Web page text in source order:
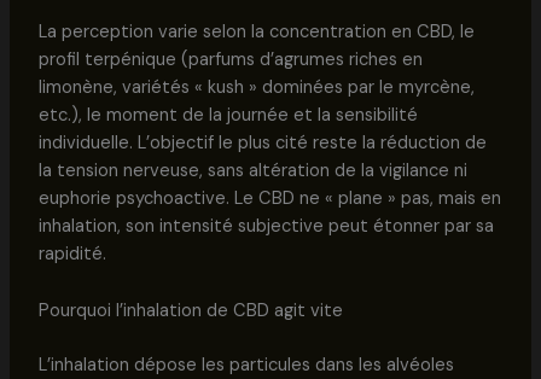
La perception varie selon la concentration en CBD, le
profil terpénique (parfums d’agrumes riches en
limonène, variétés « kush » dominées par le myrcène,
etc.), le moment de la journée et la sensibilité
individuelle. L’objectif le plus cité reste la réduction de
la tension nerveuse, sans altération de la vigilance ni
euphorie psychoactive. Le CBD ne « plane » pas, mais en
inhalation, son intensité subjective peut étonner par sa
rapidité.
Pourquoi l’inhalation de CBD agit vite
L’inhalation dépose les particules dans les alvéoles